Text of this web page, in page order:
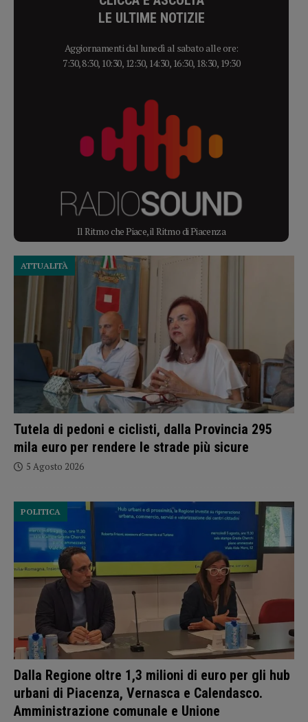
LE ULTIME NOTIZIE
Aggiornamenti dal lunedì al sabato alle ore:
7:30, 8:30, 10:30, 12:30, 14:30, 16:30, 18:30, 19:30
Il Ritmo che Piace, il Ritmo di Piacenza
Tutela di pedoni e ciclisti, dalla Provincia 295
mila euro per rendere le strade più sicure
ATTUALITÀ
5 Agosto 2026
Dalla Regione oltre 1,3 milioni di euro per gli hub
urbani di Piacenza, Vernasca e Calendasco.
Amministrazione comunale e Unione
POLITICA